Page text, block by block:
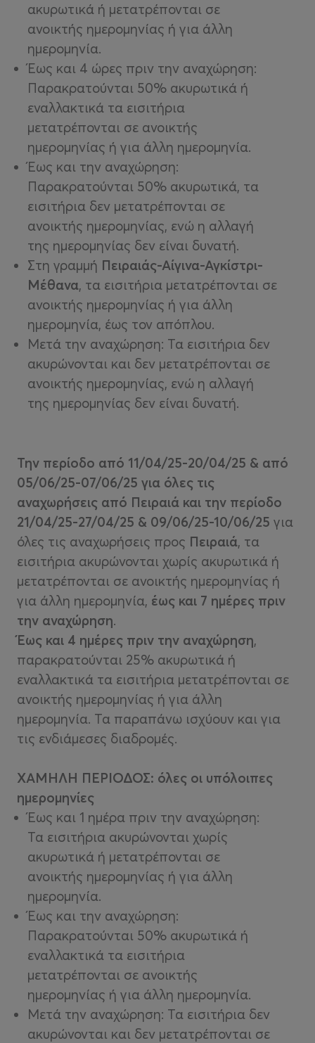
ακυρωτικά ή μετατρέπονται σε
ανοικτής ημερομηνίας ή για άλλη
ημερομηνία.
Έως και 4 ώρες πριν την αναχώρηση:
Παρακρατούνται 50% ακυρωτικά ή
εναλλακτικά τα εισιτήρια
μετατρέπονται σε ανοικτής
ημερομηνίας ή για άλλη ημερομηνία.
Έως και την αναχώρηση:
Παρακρατούνται 50% ακυρωτικά, τα
εισιτήρια δεν μετατρέπονται σε
ανοικτής ημερομηνίας, ενώ η αλλαγή
της ημερομηνίας δεν είναι δυνατή.
Στη γραμμή Πειραιάς-Αίγινα-Αγκίστρι-
Μέθανα, τα εισιτήρια μετατρέπονται σε
ανοικτής ημερομηνίας ή για άλλη
ημερομηνία, έως τον απόπλου.
Μετά την αναχώρηση: Τα εισιτήρια δεν
ακυρώνονται και δεν μετατρέπονται σε
ανοικτής ημερομηνίας, ενώ η αλλαγή
της ημερομηνίας δεν είναι δυνατή.
Την περίοδο από 11/04/25-20/04/25 & από
05/06/25-07/06/25 για όλες τις
αναχωρήσεις από Πειραιά και την περίοδο
21/04/25-27/04/25 & 09/06/25-10/06/25 για
όλες τις αναχωρήσεις προς Πειραιά, τα
εισιτήρια ακυρώνονται χωρίς ακυρωτικά ή
μετατρέπονται σε ανοικτής ημερομηνίας ή
για άλλη ημερομηνία, έως και 7 ημέρες πριν
την αναχώρηση.
Έως και 4 ημέρες πριν την αναχώρηση,
παρακρατούνται 25% ακυρωτικά ή
εναλλακτικά τα εισιτήρια μετατρέπονται σε
ανοικτής ημερομηνίας ή για άλλη
ημερομηνία. Τα παραπάνω ισχύουν και για
τις ενδιάμεσες διαδρομές.
ΧΑΜΗΛΗ ΠΕΡΙΟΔΟΣ: όλες οι υπόλοιπες
ημερομηνίες
Έως και 1 ημέρα πριν την αναχώρηση:
Τα εισιτήρια ακυρώνονται χωρίς
ακυρωτικά ή μετατρέπονται σε
ανοικτής ημερομηνίας ή για άλλη
ημερομηνία.
Έως και την αναχώρηση:
Παρακρατούνται 50% ακυρωτικά ή
εναλλακτικά τα εισιτήρια
μετατρέπονται σε ανοικτής
ημερομηνίας ή για άλλη ημερομηνία.
Μετά την αναχώρηση: Τα εισιτήρια δεν
ακυρώνονται και δεν μετατρέπονται σε